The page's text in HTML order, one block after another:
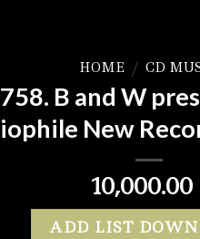
HOME / CD
B and W
New
10,000.00
ADD LIST